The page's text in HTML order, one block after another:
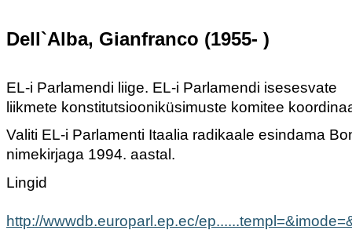
Dell`Alba, Gianfranco (1955- )
EL-i Parlamendi liige. EL-i Parlamendi isesesvate
liikmete konstitutsiooniküsimuste komitee
Valiti EL-i Parlamenti Itaalia radikaale esindama
nimekirjaga 1994. aastal.
Lingid
http://wwwdb.europarl.ep.ec/